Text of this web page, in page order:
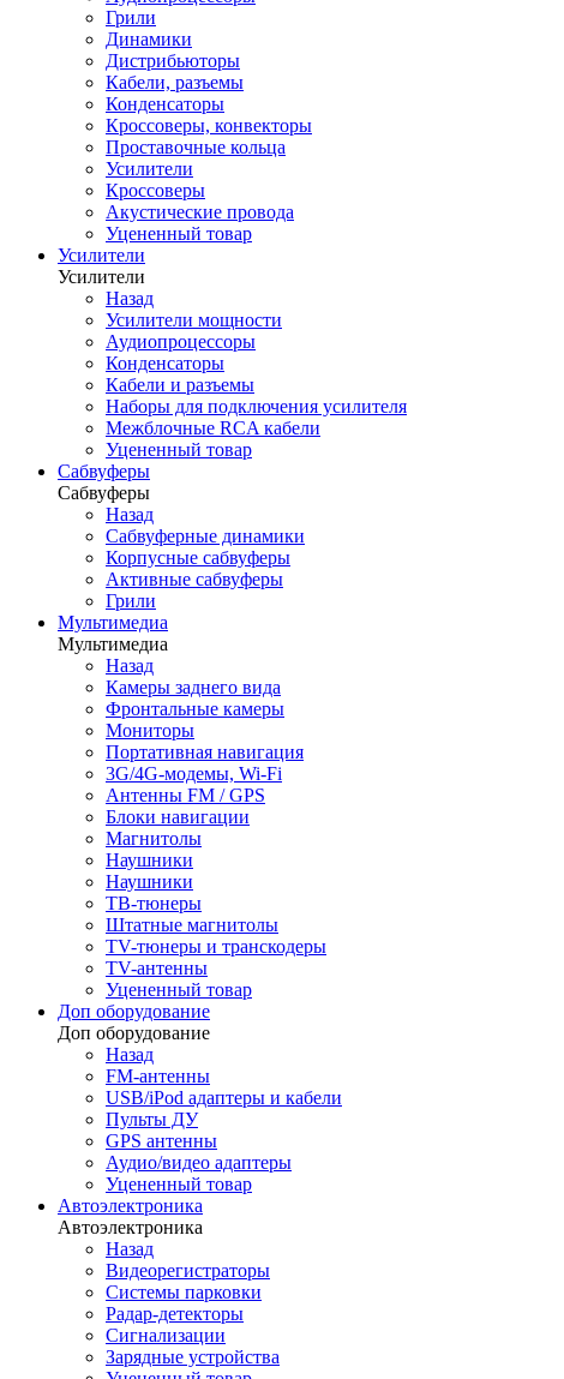
Грили
Динамики
Дистрибьюторы
Кабели, разъемы
Конденсаторы
Кроссоверы, конвекторы
Проставочные кольца
Усилители
Кроссоверы
Акустические провода
Уцененный товар
Усилители
Усилители
Назад
Усилители мощности
Аудиопроцессоры
Конденсаторы
Кабели и разъемы
Наборы для подключения усилителя
Межблочные RCA кабели
Уцененный товар
Сабвуферы
Сабвуферы
Назад
Сабвуферные динамики
Корпусные сабвуферы
Активные сабвуферы
Грили
Мультимедиа
Мультимедиа
Назад
Камеры заднего вида
Фронтальные камеры
Мониторы
Портативная навигация
3G/4G-модемы, Wi-Fi
Антенны FM / GPS
Блоки навигации
Магнитолы
Наушники
Наушники
ТВ-тюнеры
Штатные магнитолы
TV-тюнеры и транскодеры
TV-антенны
Уцененный товар
Доп оборудование
Доп оборудование
Назад
FM-антенны
USB/iPod адаптеры и кабели
Пульты ДУ
GPS антенны
Аудио/видео адаптеры
Уцененный товар
Автоэлектроника
Автоэлектроника
Назад
Видеорегистраторы
Системы парковки
Радар-детекторы
Сигнализации
Зарядные устройства